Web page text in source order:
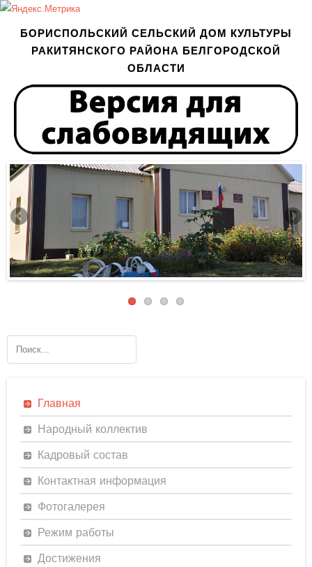
БОРИСПОЛЬСКИЙ СЕЛЬСКИЙ ДОМ КУЛЬТУРЫ
РАКИТЯНСКОГО РАЙОНА БЕЛГОРОДСКОЙ
ОБЛАСТИ
Главная
Народный коллектив
Кадровый состав
Контактная информация
Фотогалерея
Режим работы
Достижения